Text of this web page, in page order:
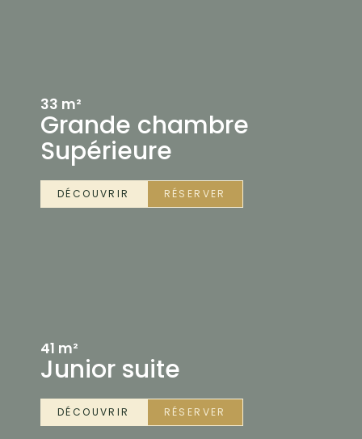
33 m²
Grande chambre
Supérieure
DÉCOUVRIR RÉSERVER
41 m²
Junior suite
DÉCOUVRIR RÉSERVER